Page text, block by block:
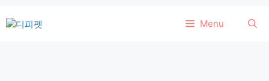
텐
Menu